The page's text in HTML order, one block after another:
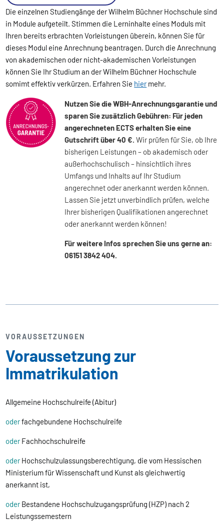
Die einzelnen Studiengänge der Wilhelm Büchner Hochschule sind
in Module aufgeteilt. Stimmen die Lerninhalte eines Moduls mit
Ihren bereits erbrachten Vorleistungen überein, können Sie für
dieses Modul eine Anrechnung beantragen. Durch die Anrechnung
von akademischen oder nicht-akademischen Vorleistungen
können Sie Ihr Studium an der Wilhelm Büchner Hochschule
somimt effektiv verkürzen. Erfahren Sie hiermehr.
Nutzen Sie die WBH-Anrechnungsgarantie und
sparen Sie zusätzlich Gebühren: Für jeden
angerechneten ECTS erhalten Sie eine
Gutschrift über 40 €.Wir prüfen für Sie, ob Ihre
bisherigen Leistungen – ob akademisch oder
außerhochschulisch – hinsichtlich ihres
Umfangs und Inhalts auf Ihr Studium
angerechnet oder anerkannt werden können.
Lassen Sie jetzt unverbindlich prüfen, welche
Ihrer bisherigen Qualifikationen angerechnet
oder anerkannt werden können!
Für weitere Infos sprechen Sie uns gerne an:
06151 3842 404.
VORAUSSETZUNGEN
Voraussetzung zur
Immatrikulation
Allgemeine Hochschulreife (Abitur)
oderfachgebundene Hochschulreife
oderFachhochschulreife
oderHochschulzulassungsberechtigung, die vom Hessischen
Ministerium für Wissenschaft und Kunst als gleichwertig
anerkannt ist,
oderBestandene Hochschulzugangsprüfung (HZP) nach 2
Leistungssemestern